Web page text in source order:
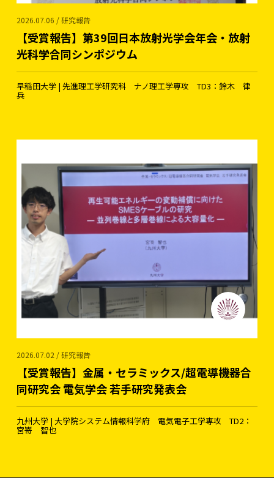
2026.07.06 / 研究報告
【受賞報告】第39回日本放射光学会年会・放射
光科学合同シンポジウム
早稲田大学 | 先進理工学研究科 ナノ理工学専攻 TD3：鈴木 律
兵
2026.07.02 / 研究報告
【受賞報告】金属・セラミックス/超電導機器合
同研究会 電気学会 若手研究発表会
九州大学 | 大学院システム情報科学府 電気電子工学専攻 TD2：
宮嵜 智也